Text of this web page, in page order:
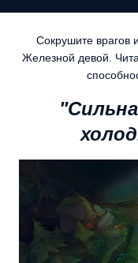
Сокрушите врагов
Железной девой.